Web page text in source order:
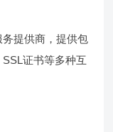
提供商，提供包
证书等多种互